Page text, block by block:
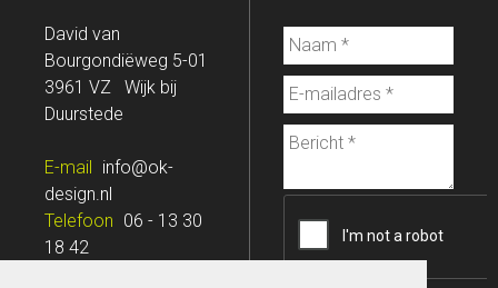
David van
Bourgondiëweg 5-01
3961 VZ Wijk bij
Duurstede
E-mail info@ok-
design.nl
Telefoon 06 - 13 30
18 42